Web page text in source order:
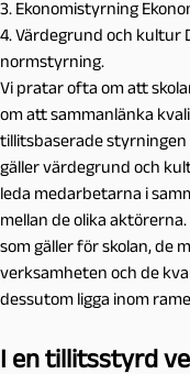
3. Ekonomistyrning
4. Värdegrund och kultur
normstyrning.
Vi pratar ofta om att
om att sammanlänka
tillitsbaserade
gäller värdegrund och
leda medarbetarna i
mellan de olika
som gäller för skolan, de
verksamheten och de
dessutom ligga inom
I en tillitsstyrd